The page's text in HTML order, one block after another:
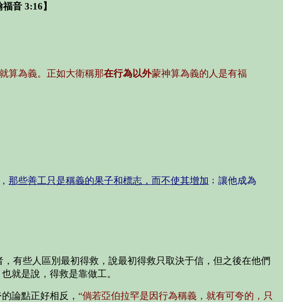
福音 3:16】
算為義。正如大衛稱那在行為以外蒙神算為義的人是有福
那些善工只是稱義的果子和標志，而不使其增加 ﹔讓他成為
有些人區別最初得救，說最初得救只取決于信，但之後在他們
就是說，得救是靠做工。
論點正好相反， “倘若亞伯拉罕是因行為稱義，就有可夸的，只